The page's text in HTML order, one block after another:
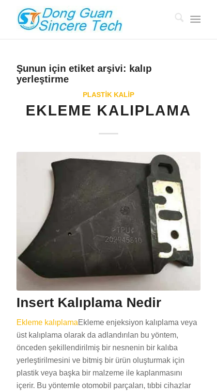
Şunun için etiket arşivi: kalıp
yerleştirme
PLASTİK KALIP
EKLEME KALIPLAMA
Insert Kalıplama Nedir
Ekleme kalıplamaEkleme enjeksiyon kalıplama veya
üst kalıplama olarak da adlandırılan bu yöntem,
önceden şekillendirilmiş bir nesnenin bir kalıba
yerleştirilmesini ve bitmiş bir ürün oluşturmak için
plastik veya başka bir malzeme ile kaplanmasını
içerir. Bu yöntemle otomobil parçaları, tıbbi cihazlar